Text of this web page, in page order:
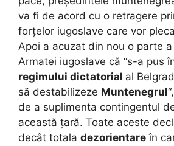
va fi de acord cu o retragere
forțelor iugoslave care vor
Apoi a acuzat din nou o parte
Armatei iugoslave că “s-a pus
regimului dictatorial al
să destabilizeze Muntenegrul
de a suplimenta contingentul
această țară. Toate aceste
decât totala dezorientare în